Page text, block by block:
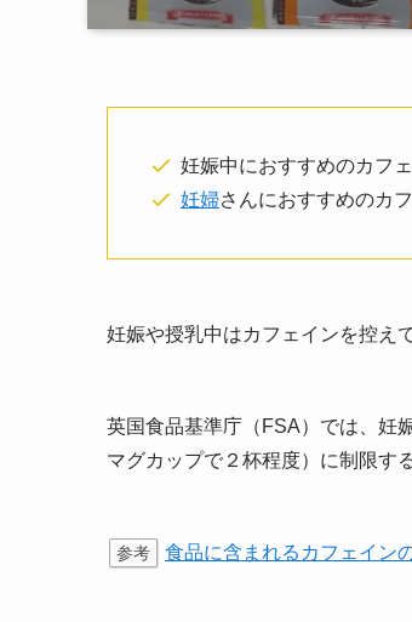
妊娠中におすすめのカフ
妊婦さんにおすすめのカ
妊娠や授乳中はカフェインを控え
英国食品基準庁（FSA）では、妊
マグカップで２杯程度）に制限す
参考 食品に含まれるカフェイン